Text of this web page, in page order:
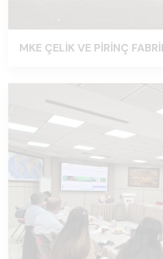
MKE ÇELİK VE PİRİNÇ